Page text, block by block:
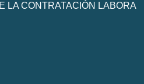
LA CONTRATACIÓN LABORA